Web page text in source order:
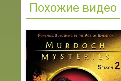
Похожие видео